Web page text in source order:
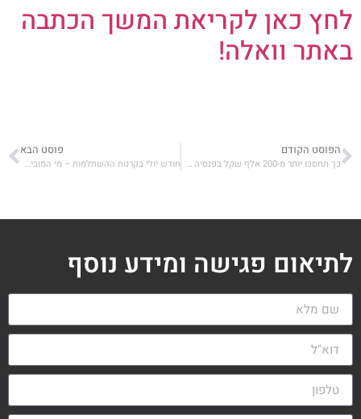
לחץ כאן לקריאת המשך הכתבה
באתר וואלה!
הפוסט הקודם
כך תחסכו יותר מ-200 אלף שקל בפנסיה – בטלפון אחד
פוסט הבא
חודש יולי בקרנות ההשתלמות – מי המובילות ומי הניבו תשואה שלילית?
לתיאום פגישה ומידע נוסף